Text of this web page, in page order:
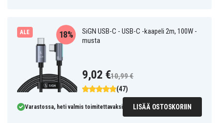
ALE
SiGN USB-C - USB-C -kaapeli 2m, 100W -
musta
(47)
18%
9,02 €10,99 €
Varastossa, heti valmis toimitettavaksi LISÄÄ OSTOSKORIIN